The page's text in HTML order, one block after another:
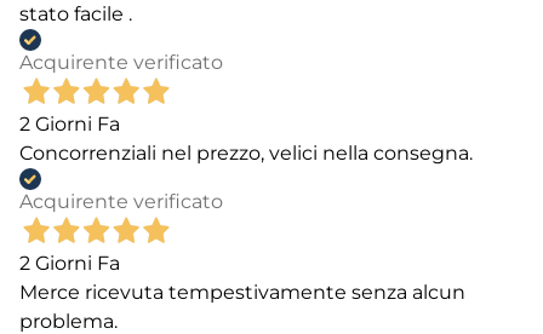
stato facile .
Acquirente verificato
2 Giorni Fa
Concorrenziali nel prezzo, velici nella consegna.
Acquirente verificato
2 Giorni Fa
Merce ricevuta tempestivamente senza alcun
problema.